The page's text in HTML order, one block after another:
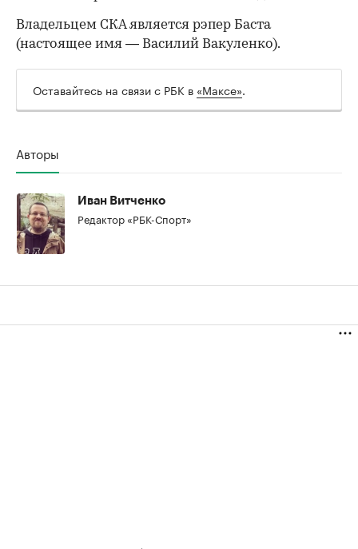
Владельцем СКА является рэпер Баста
(настоящее имя — Василий Вакуленко).
Оставайтесь на связи с РБК в «Максе».
Авторы
Иван Витченко
Редактор «РБК-Спорт»